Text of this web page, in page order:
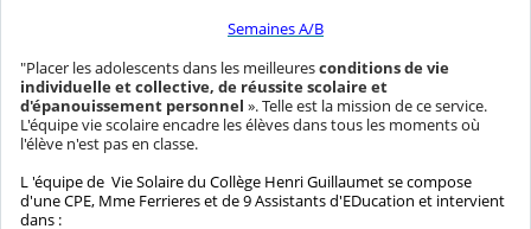
Semaines A/B
"Placer les adolescents dans les meilleuresconditions de vie
individuelle et collective, de réussite scolaire et
d'épanouissement personnel ». Telle est la mission de ce service.
L'équipe vie scolaire encadre les élèves dans tous les moments où
l'élève n'est pas en classe.
L 'équipe de Vie Solaire du Collège Henri Guillaumet se compose
d'une CPE, Mme Ferrieres et de 9 Assistants d'EDucation et intervient
dans :